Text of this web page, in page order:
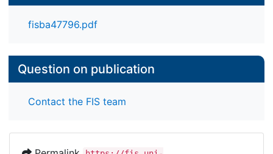
fisba47796.pdf
Question on publication
Contact the FIS team